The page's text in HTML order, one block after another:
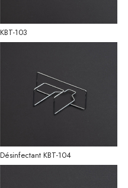
KBT-103
Désinfectant KBT-104